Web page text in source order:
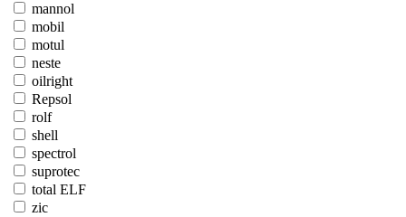
mannol
mobil
motul
neste
oilright
Repsol
rolf
shell
spectrol
suprotec
total ELF
zic